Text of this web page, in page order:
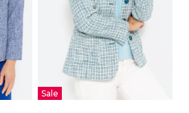
Sale